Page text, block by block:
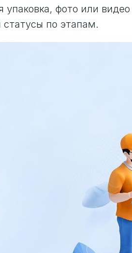
упаковка, фото или
статусы по этапам.